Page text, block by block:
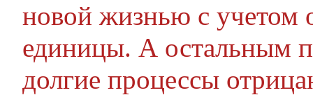
новой жизнью с учетом
единицы. А остальным
долгие процессы